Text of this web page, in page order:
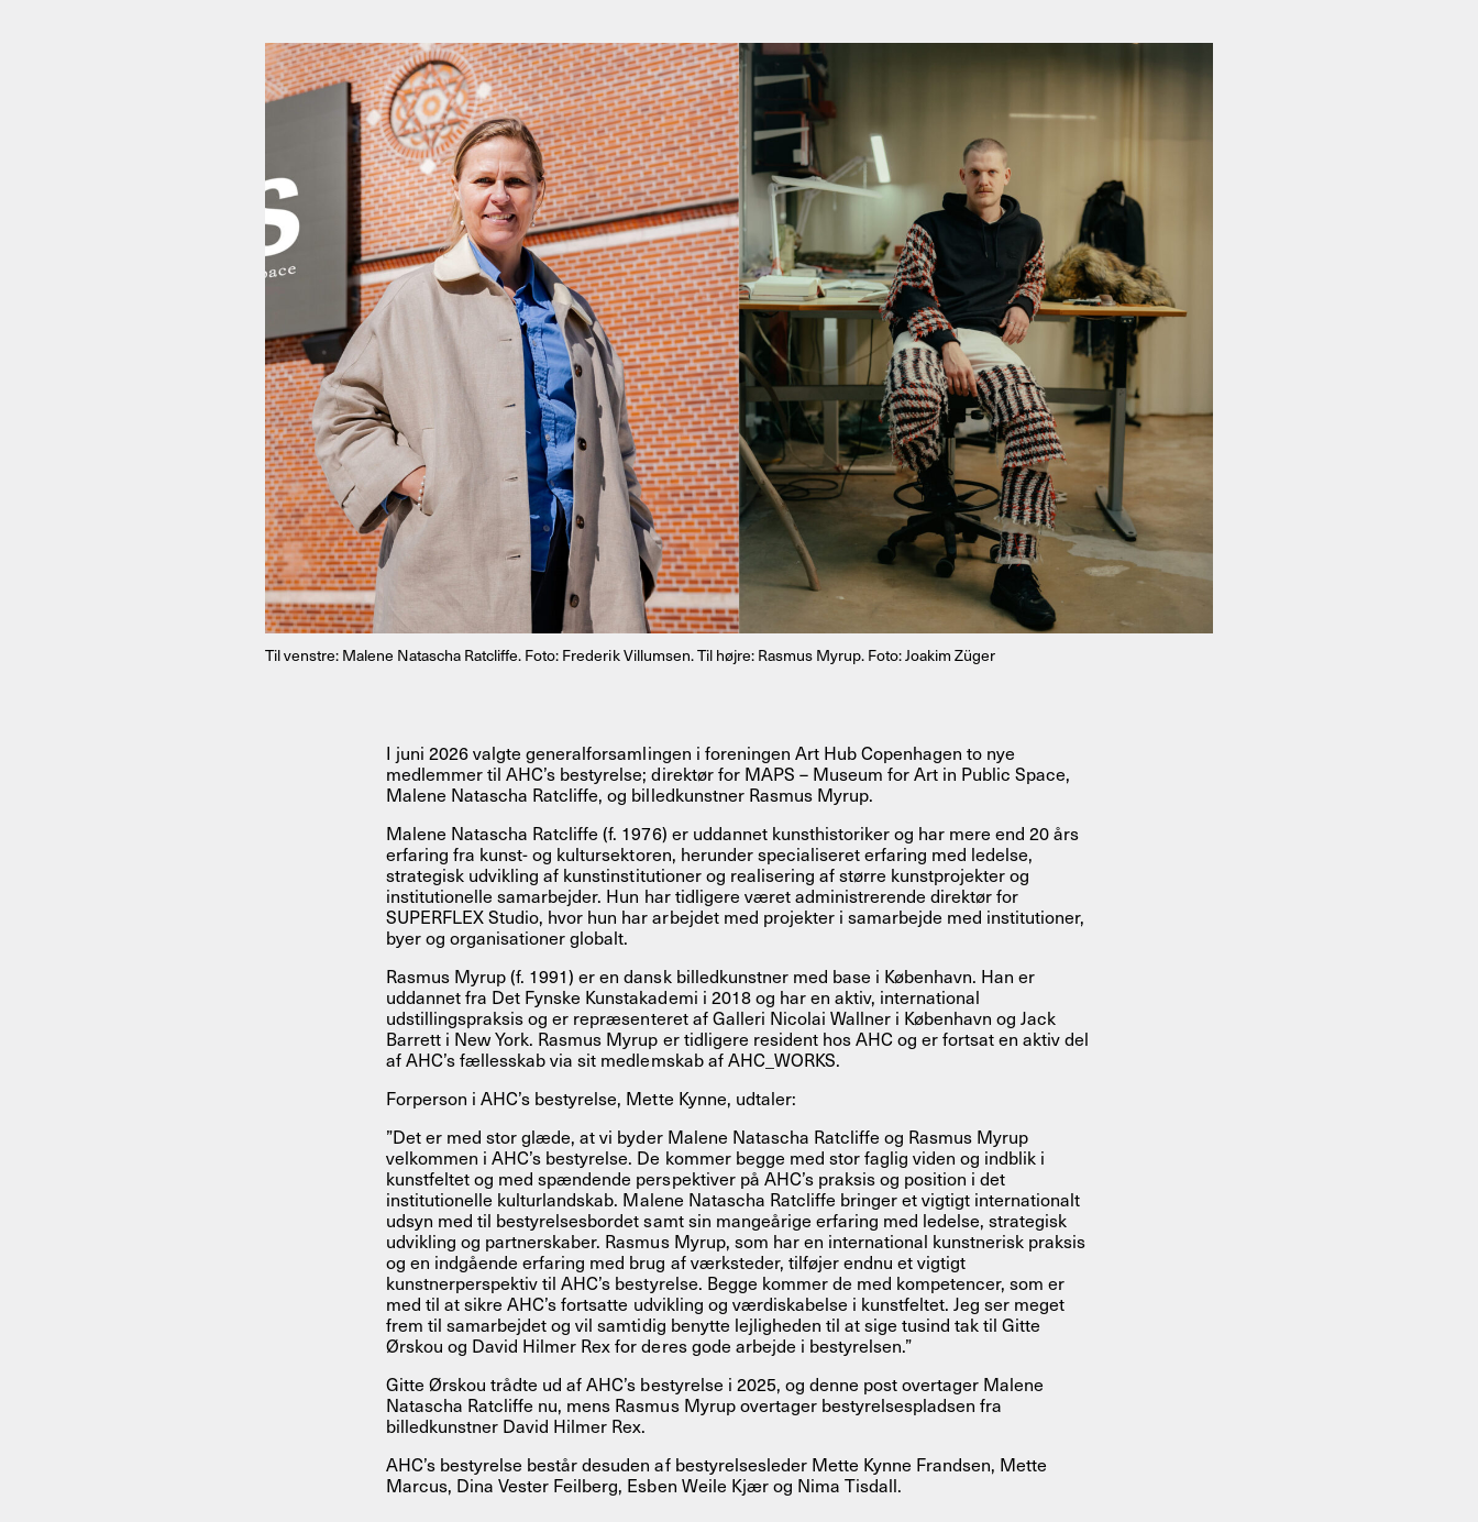
Om AHCProfilerPresse
THORAVEJ 29, 2400 KØBENHAVN NV, DANMARK INFO@ARTHUBCOPENHAGEN.DK INSTAGRAM FACEBOOK
Til venstre: Malene Natascha Ratcliffe. Foto: Frederik Villumsen. Til højre: Rasmus Myrup. Foto: Joakim Züger
I juni 2026 valgte generalforsamlingen i foreningen Art Hub Copenhagen to nye
medlemmer til AHC’s bestyrelse; direktør for MAPS – Museum for Art in Public Space,
Malene Natascha Ratcliffe, og billedkunstner Rasmus Myrup.
Malene Natascha Ratcliffe (f. 1976) er uddannet kunsthistoriker og har mere end 20 års
erfaring fra kunst- og kultursektoren, herunder specialiseret erfaring med ledelse,
strategisk udvikling af kunstinstitutioner og realisering af større kunstprojekter og
institutionelle samarbejder. Hun har tidligere været administrerende direktør for
SUPERFLEX Studio, hvor hun har arbejdet med projekter i samarbejde med institutioner,
byer og organisationer globalt.
Rasmus Myrup (f. 1991) er en dansk billedkunstner med base i København. Han er
uddannet fra Det Fynske Kunstakademi i 2018 og har en aktiv, international
udstillingspraksis og er repræsenteret af Galleri Nicolai Wallner i København og Jack
Barrett i New York. Rasmus Myrup er tidligere resident hos AHC og er fortsat en aktiv del
af AHC’s fællesskab via sit medlemskab af AHC_WORKS.
Forperson i AHC’s bestyrelse, Mette Kynne, udtaler:
”Det er med stor glæde, at vi byder Malene Natascha Ratcliffe og Rasmus Myrup
velkommen i AHC’s bestyrelse. De kommer begge med stor faglig viden og indblik i
kunstfeltet og med spændende perspektiver på AHC’s praksis og position i det
institutionelle kulturlandskab. Malene Natascha Ratcliffe bringer et vigtigt internationalt
udsyn med til bestyrelsesbordet samt sin mangeårige erfaring med ledelse, strategisk
udvikling og partnerskaber. Rasmus Myrup, som har en international kunstnerisk praksis
og en indgående erfaring med brug af værksteder, tilføjer endnu et vigtigt
kunstnerperspektiv til AHC’s bestyrelse. Begge kommer de med kompetencer, som er
med til at sikre AHC’s fortsatte udvikling og værdiskabelse i kunstfeltet. Jeg ser meget
frem til samarbejdet og vil samtidig benytte lejligheden til at sige tusind tak til Gitte
Ørskou og David Hilmer Rex for deres gode arbejde i bestyrelsen.”
Gitte Ørskou trådte ud af AHC’s bestyrelse i 2025, og denne post overtager Malene
Natascha Ratcliffe nu, mens Rasmus Myrup overtager bestyrelsespladsen fra
billedkunstner David Hilmer Rex.
AHC’s bestyrelse består desuden af bestyrelsesleder Mette Kynne Frandsen, Mette
Marcus, Dina Vester Feilberg, Esben Weile Kjær og Nima Tisdall.